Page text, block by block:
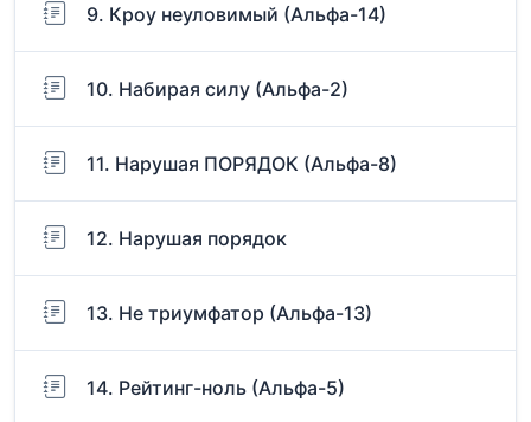
9. Кроу неуловимый (Альфа-14)
10. Набирая силу (Альфа-2)
11. Нарушая ПОРЯДОК (Альфа-8)
12. Нарушая порядок
13. Не триумфатор (Альфа-13)
14. Рейтинг-ноль (Альфа-5)